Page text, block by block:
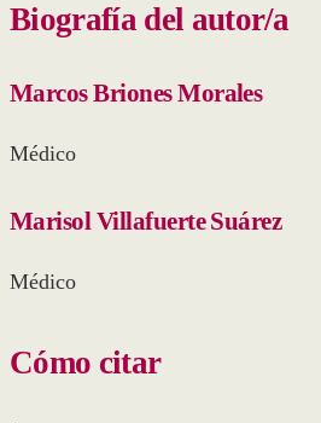
Biografía del autor/a
Marcos Briones Morales
Médico
Marisol Villafuerte Suárez
Médico
Cómo citar